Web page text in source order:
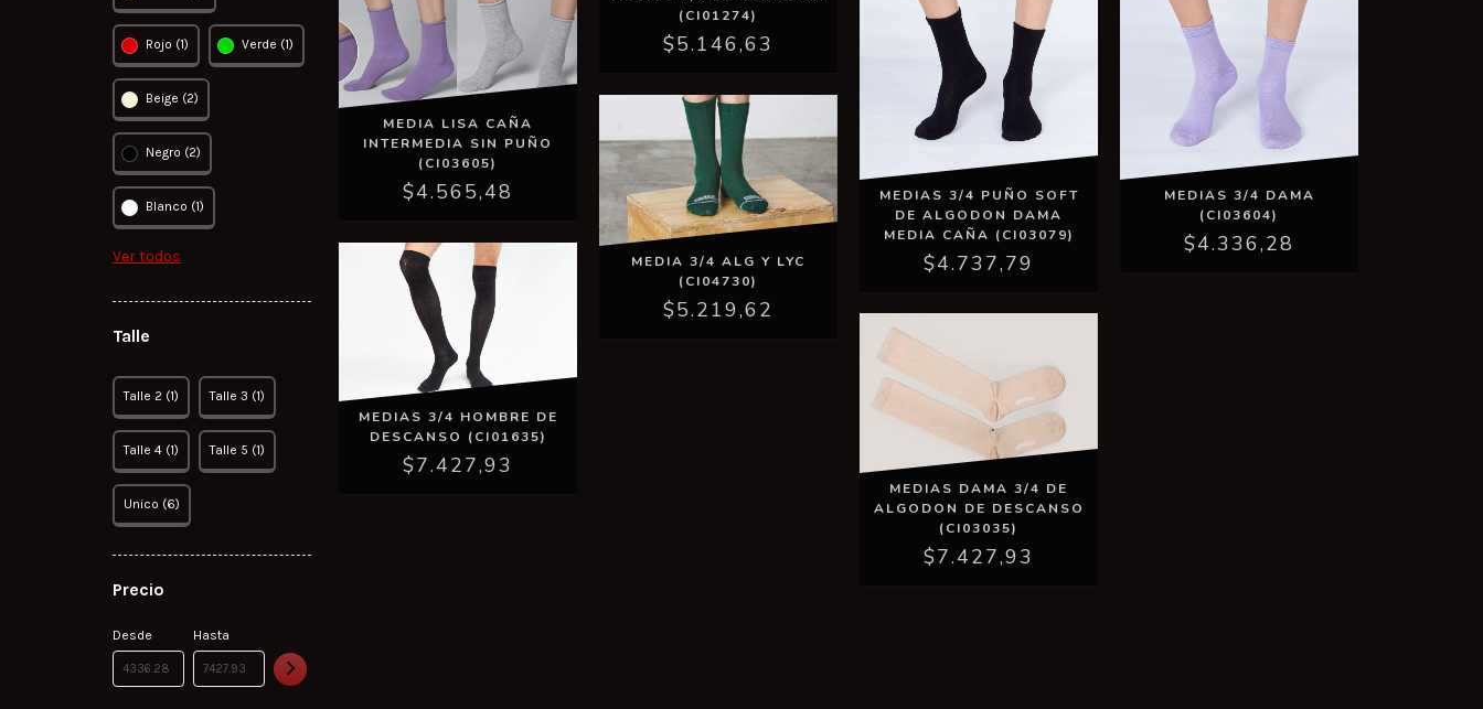
Rojo (1) Verde (1)
Beige (2)
Negro (2)
Blanco (1)
Ver todos
Talle
Talle 2 (1) Talle 3 (1)
Talle 4 (1) Talle 5 (1)
Unico (6)
Precio
Desde Hasta
MEDIA LISA CAÑA
INTERMEDIA SIN PUÑO
(CI03605)
$4.565,48
(CI01274)
$5.146,63
MEDIAS 3/4 PUÑO SOFT
DE ALGODON DAMA
MEDIA CAÑA (CI03079)
$4.737,79
MEDIAS 3/4 DAMA
(CI03604)
$4.336,28
MEDIAS 3/4 HOMBRE DE
DESCANSO (CI01635)
$7.427,93
MEDIA 3/4 ALG Y LYC
(CI04730)
$5.219,62
MEDIAS DAMA 3/4 DE
ALGODON DE DESCANSO
(CI03035)
$7.427,93